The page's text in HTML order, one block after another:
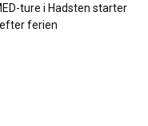
ture i Hadsten starter
ferien